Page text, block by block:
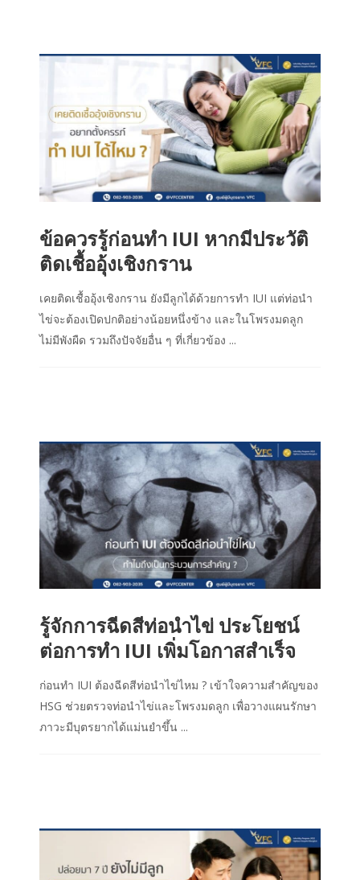
ข้อควรรู้ก่อนทำ IUI หากมีประวัติ
ติดเชื้ออุ้งเชิงกราน
เคยติดเชื้ออุ้งเชิงกราน ยังมีลูกได้ด้วยการทำ IUI แต่ท่อนำ
ไข่จะต้องเปิดปกติอย่างน้อยหนึ่งข้าง และในโพรงมดลูก
ไม่มีพังผืด รวมถึงปัจจัยอื่น ๆ ที่เกี่ยวข้อง ...
รู้จักการฉีดสีท่อนำไข่ ประโยชน์
ต่อการทำ IUI เพิ่มโอกาสสำเร็จ
ก่อนทำ IUI ต้องฉีดสีท่อนำไข่ไหม ? เข้าใจความสำคัญของ
HSG ช่วยตรวจท่อนำไข่และโพรงมดลูก เพื่อวางแผนรักษา
ภาวะมีบุตรยากได้แม่นยำขึ้น ...